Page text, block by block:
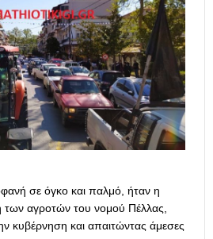
σε όγκο και παλμό, ήταν η
των αγροτών του νομού Πέλλας,
κυβέρνηση και απαιτώντας άμεσες